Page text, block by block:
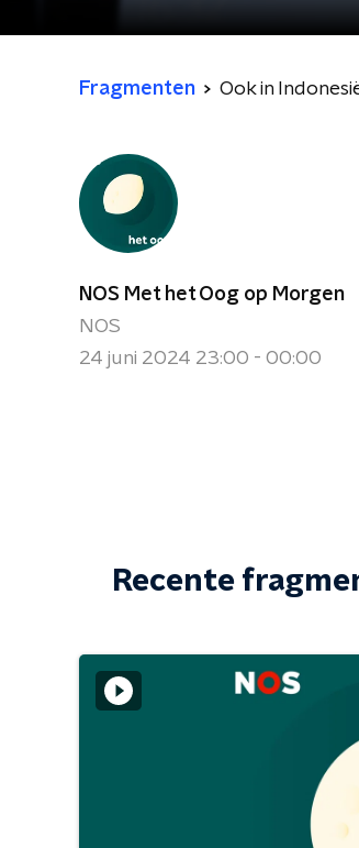
Fragmenten Ook in
NOS Met het Oog op Morgen
NOS
24 juni 2024 23:00 - 00:00
Recente